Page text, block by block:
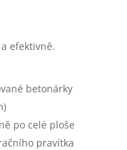
efektivně.
betonárky
po celé ploše
pravítka